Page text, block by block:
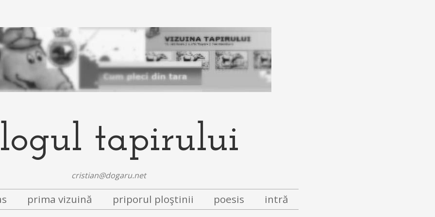
tapirului
cristian@dogaru.net
prima vizuină priporul ploştinii poesis intră